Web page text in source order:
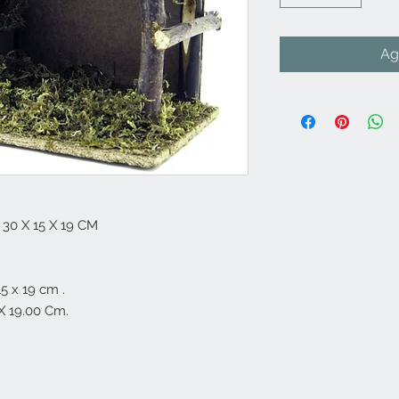
X 15 X 19 CM
x 19 cm .
19.00 Cm.